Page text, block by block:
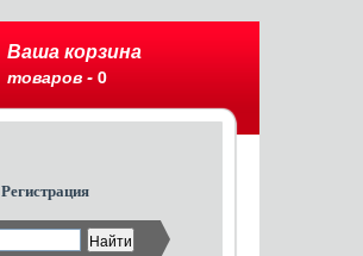
Ваша корзина
товаров - 0
Регистрация